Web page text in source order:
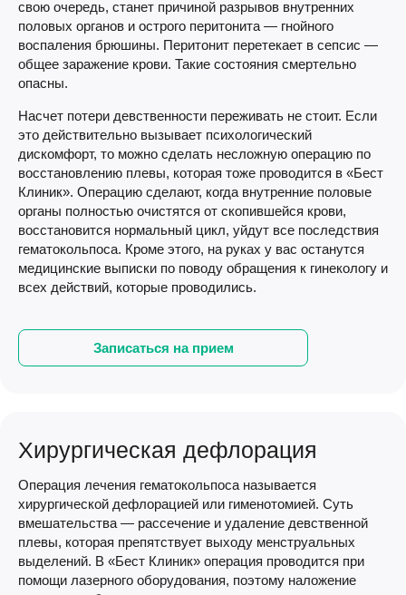
свою очередь, станет причиной разрывов внутренних
половых органов и острого перитонита — гнойного
воспаления брюшины. Перитонит перетекает в сепсис —
общее заражение крови. Такие состояния смертельно
опасны.
Насчет потери девственности переживать не стоит. Если
это действительно вызывает психологический
дискомфорт, то можно сделать несложную операцию по
восстановлению плевы, которая тоже проводится в «Бест
Клиник». Операцию сделают, когда внутренние половые
органы полностью очистятся от скопившейся крови,
восстановится нормальный цикл, уйдут все последствия
гематокольпоса. Кроме этого, на руках у вас останутся
медицинские выписки по поводу обращения к гинекологу и
всех действий, которые проводились.
Записаться на прием
Хирургическая дефлорация
Операция лечения гематокольпоса называется
хирургической дефлорацией или гименотомией. Суть
вмешательства — рассечение и удаление девственной
плевы, которая препятствует выходу менструальных
выделений. В «Бест Клиник» операция проводится при
помощи лазерного оборудования, поэтому наложение